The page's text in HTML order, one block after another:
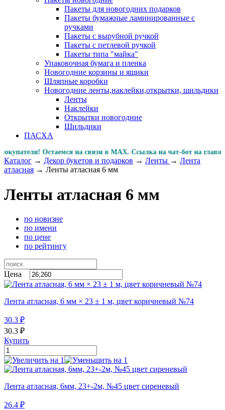
Пакеты для новогодних подарков
Пакеты бумажные ламинированные с
ручками
Пакеты с вырубной ручкой
Пакеты с петлевой ручкой
Пакеты типа "майка"
Упаковочная бумага и пленка
Новогодние корзины и ящики
Шляпные коробки
Новогодние ленты,наклейки,открытки, шильдики
Ленты
Наклейки
Открытки новогодние
Шильдики
ПАСХА
Остаемся на связи в MAX. Ссылка на чат-бот на
Каталог → Декор букетов и подарков → Ленты → Лента
атласная → Ленты атласная 6 мм
Ленты атласная 6 мм
по новизне
по имени
по цене
по рейтингу
Цена
Лента атласная, 6 мм × 23 ± 1 м, цвет коричневый №74
30.3 ₽
30.3 ₽
Купить
Лента атласная, 6мм, 23+-2м, №45 цвет сиреневый
26.4 ₽